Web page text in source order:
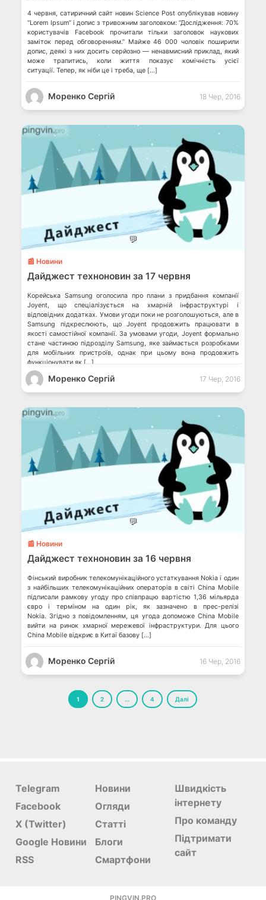
4 червня, сатиричний сайт новин Science Post опублікував новину
“Lorem Ipsum” і допис з тривожним заголовком: “Дослідження: 70%
користувачів Facebook прочитали тільки заголовок наукових
заміток перед обговоренням.” Майже 46 000 чоловік поширили
допис, деякі з них досить серйозно — ненавмисний приклад, який
може трапитись, коли життя показує комічність усієї
ситуації. Тепер, як ніби це і треба, ще […]
Моренко Сергій 18 Чер, 2016
💬
📰 Новини
Дайджест техноновин за 17 червня
Корейська Samsung оголосила про плани з придбання компанії
Joyent, що спеціалізується на хмарній інфраструктурі і
відповідних додатках. Умови угоди поки не розголошуються, але в
Samsung підкреслюють, що Joyent продовжить працювати в
якості самостійної компанії. За умовами угоди, Joyent формально
стане частиною підрозділу Samsung, яке займається розробками
для мобільних пристроїв, однак при цьому вона продовжить
функціонувати як […]
Моренко Сергій 17 Чер, 2016
💬
📰 Новини
Дайджест техноновин за 16 червня
Фінський виробник телекомунікаційного устаткування Nokia і один
з найбільших телекомунікаційних операторів в світі China Mobile
підписали рамкову угоду про співпрацю вартістю 1,36 мільярда
євро і терміном на один рік, як зазначено в прес-релізі
Nokia. Згідно з повідомленням, ця угода допоможе China Mobile
вийти на ринок хмарної мережевої інфраструктури. Для цього
China Mobile відкриє в Китаї базову […]
Моренко Сергій 16 Чер, 2016
Пагінація
записів
1 2 … 4 Далі
Telegram
Facebook
X (Twitter)
Google Новини
RSS
Новини
Огляди
Статті
Блоги
Смартфони
Швидкість
інтернету
Про команду
Підтримати
сайт
PINGVIN.PRO